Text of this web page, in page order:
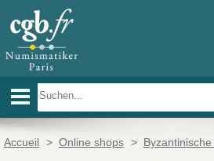
Accueil > Online shops >